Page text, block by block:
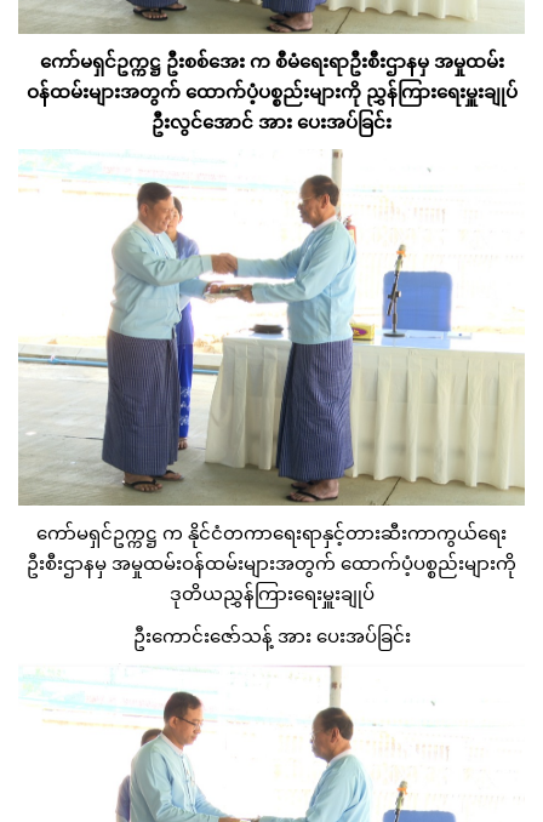
ကော်မရှင်ဥက္ကဋ္ဌ ဦးစစ်အေး က စီမံရေးရာဦးစီးဌာနမှ အမှုထမ်း
ဝန်ထမ်းများအတွက် ထောက်ပံ့ပစ္စည်းများကို ညွှန်ကြားရေးမှူးချုပ်
ဦးလွင်အောင် အား ပေးအပ်ခြင်း
ကော်မရှင်ဥက္ကဋ္ဌ က နိုင်ငံတကာရေးရာနှင့်တားဆီးကာကွယ်ရေး
ဦးစီးဌာနမှ အမှုထမ်းဝန်ထမ်းများအတွက် ထောက်ပံ့ပစ္စည်းများကို
ဒုတိယညွှန်ကြားရေးမှူးချုပ်
ဦးကောင်းဇော်သန့် အား ပေးအပ်ခြင်း